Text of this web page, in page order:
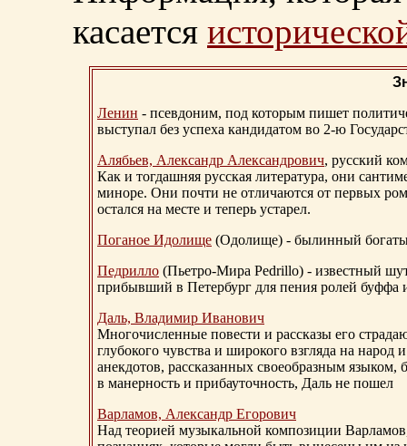
касается
Ленин - псевдоним, под которым пишет
выступал без успеха кандидатом во 2-ю
Алябьев, Александр Александрович, русский
Как и тогдашняя русская литература, они
миноре. Они почти не отличаются от первых
остался на месте и теперь устарел.
Поганое Идолище (Одолище) - былинный
Педрилло (Пьетро-Мира Pedrillo) - известный
прибывший в Петербург для пения ролей буффа
Даль, Владимир Иванович
Многочисленные повести и рассказы его
глубокого чувства и широкого взгляда на
анекдотов, рассказанных своеобразным
в манерность и прибауточность, Даль не пошел
Варламов, Александр Егорович
Над теорией музыкальной композиции